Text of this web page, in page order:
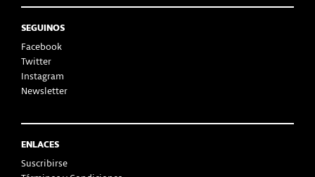
SEGUINOS
Facebook
Twitter
Instagram
Newsletter
ENLACES
Suscribirse